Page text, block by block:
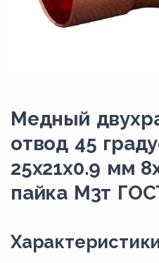
Медный
отвод 45
25х21х0.9 мм
пайка М3т